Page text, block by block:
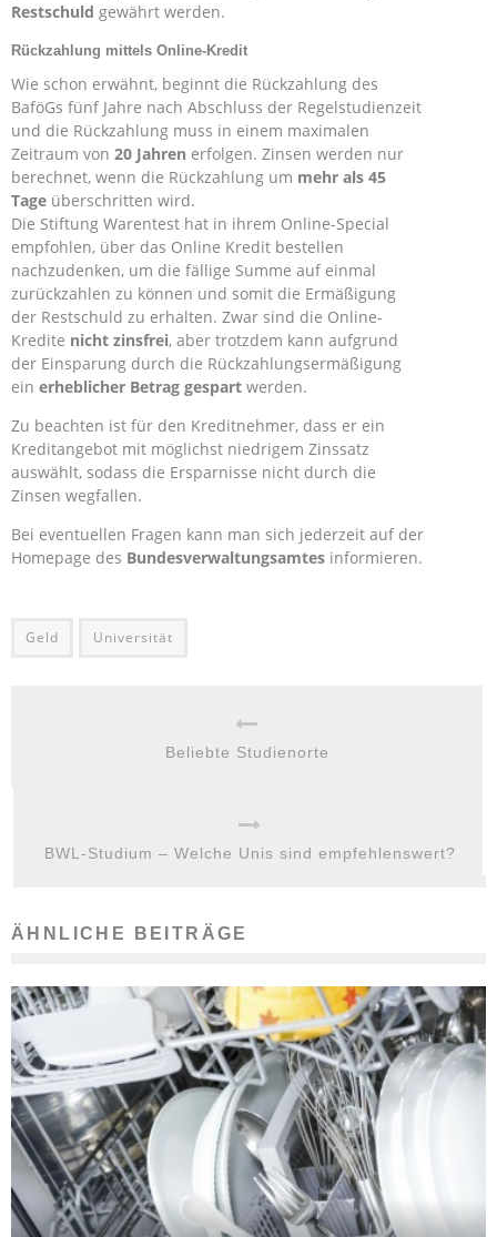
Restschuld gewährt werden.
Rückzahlung mittels Online-Kredit
Wie schon erwähnt, beginnt die Rückzahlung des
BaföGs fünf Jahre nach Abschluss der Regelstudienzeit
und die Rückzahlung muss in einem maximalen
Zeitraum von 20 Jahren erfolgen. Zinsen werden nur
berechnet, wenn die Rückzahlung um mehr als 45
Tage überschritten wird.
Die Stiftung Warentest hat in ihrem Online-Special
empfohlen, über das Online Kredit bestellen
nachzudenken, um die fällige Summe auf einmal
zurückzahlen zu können und somit die Ermäßigung
der Restschuld zu erhalten. Zwar sind die Online-
Kredite nicht zinsfrei, aber trotzdem kann aufgrund
der Einsparung durch die Rückzahlungsermäßigung
ein erheblicher Betrag gespart werden.
Zu beachten ist für den Kreditnehmer, dass er ein
Kreditangebot mit möglichst niedrigem Zinssatz
auswählt, sodass die Ersparnisse nicht durch die
Zinsen wegfallen.
Bei eventuellen Fragen kann man sich jederzeit auf der
Homepage des Bundesverwaltungsamtes informieren.
Geld Universität
Beliebte Studienorte
BWL-Studium – Welche Unis sind empfehlenswert?
ÄHNLICHE BEITRÄGE